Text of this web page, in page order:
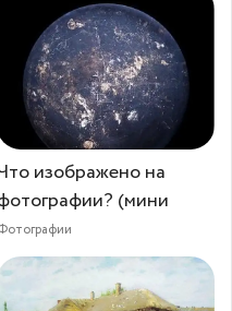
изображено на
(мини